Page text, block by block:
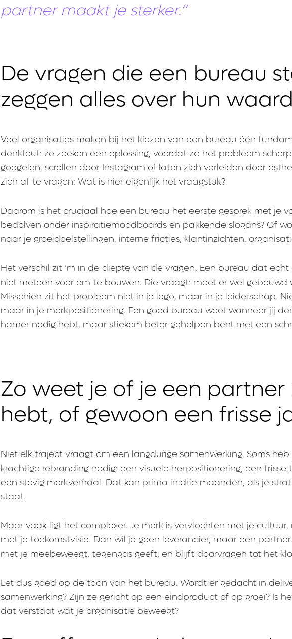
partner maakt je sterker.”
De vragen die een bureau
zeggen alles over hun
Veel organisaties maken bij het kiezen van een bureau één
denkfout: ze zoeken een oplossing, voordat ze het probleem
googelen, scrollen door Instagram of laten zich verleiden door
zich af te vragen: Wat is hier eigenlijk het vraagstuk?
Daarom is het cruciaal hoe een bureau het eerste gesprek met je
bedolven onder inspiratiemoodboards en pakkende slogans? Of
naar je groeidoelstellingen, interne fricties, klantinzichten,
Het verschil zit ‘m in de diepte van de vragen. Een bureau dat echt
niet meteen voor om te bouwen. Die vraagt: moet er wel gebouwd
Misschien zit het probleem niet in je logo, maar in je leiderschap.
maar in je merkpositionering. Een goed bureau weet wanneer jij
hamer nodig hebt, maar stiekem beter geholpen bent met een
Zo weet je of je een partner
hebt, of gewoon een frisse
Niet elk traject vraagt om een langdurige samenwerking. Soms heb
krachtige rebranding nodig: een visuele herpositionering, een frisse
een stevig merkverhaal. Dat kan prima in drie maanden, als je
staat.
Maar vaak ligt het complexer. Je merk is vervlochten met je
met je toekomstvisie. Dan wil je geen leverancier, maar een
met je meebeweegt, tegengas geeft, en blijft doorvragen tot het
Let dus goed op de toon van het bureau. Wordt er gedacht in
samenwerking? Zijn ze gericht op een eindproduct of op groei? Is
dat verstaat wat je organisatie beweegt?